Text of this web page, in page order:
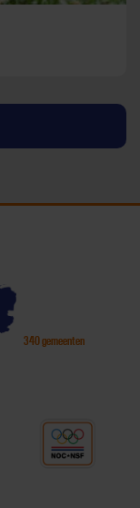
340 gemeenten